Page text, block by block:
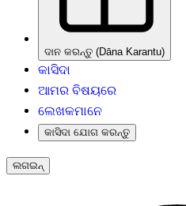
ଦାନ କରନ୍ତୁ (Dāna Karantu)
କାସିଦା
ଆମର ବିଷୟରେ
ଲେଖକମାନେ
କାସିଦା ଯୋଗ କରନ୍ତୁ
ଲଗଇନ୍